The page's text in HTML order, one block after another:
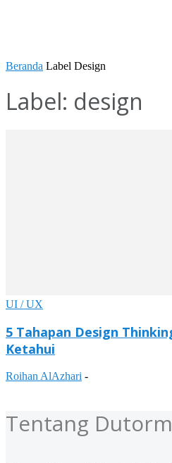
Beranda Label Design
Label: design
UI / UX
5 Tahapan Design
Ketahui
Roihan AlAzhari -
Tentang